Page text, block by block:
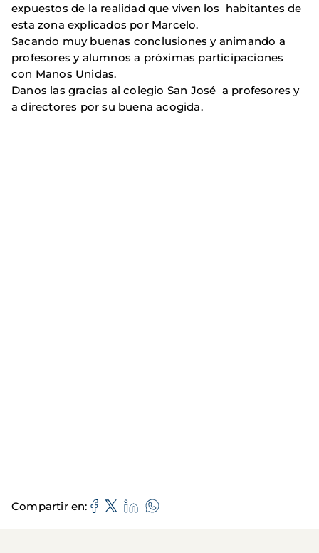
expuestos de la realidad que viven los habitantes de
esta zona explicados por Marcelo.
Sacando muy buenas conclusiones y animando a
profesores y alumnos a próximas participaciones
con Manos Unidas.
Danos las gracias al colegio San José a profesores y
a directores por su buena acogida.
Compartir en